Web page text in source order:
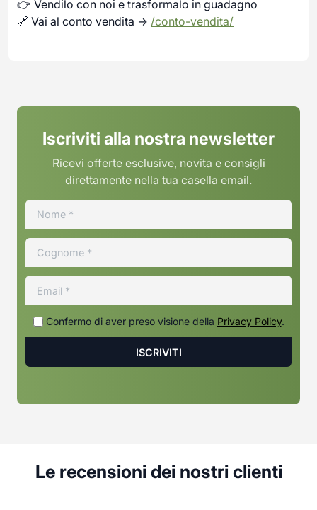
👉 Vendilo con noi e trasformalo in guadagno
🔗 Vai al conto vendita → /conto-vendita/
Iscriviti alla nostra newsletter
Ricevi offerte esclusive, novita e consigli
direttamente nella tua casella email.
Confermo di aver preso visione della Privacy Policy.
Le recensioni dei nostri clienti